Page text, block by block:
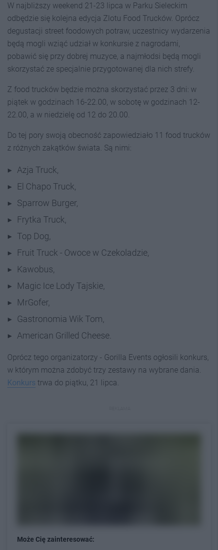
W najbliższy weekend 21-23 lipca w Parku Sieleckim
odbędzie się kolejna edycja Zlotu Food Trucków. Oprócz
degustacji street foodowych potraw, uczestnicy wydarzenia
będą mogli wziąć udział w konkursie z nagrodami,
pobawić się przy dobrej muzyce, a najmłodsi będą mogli
skorzystać ze specjalnie przygotowanej dla nich strefy.
Z food trucków będzie można skorzystać przez 3 dni: w
piątek w godzinach 16-22.00, w sobotę w godzinach 12-
22.00, a w niedzielę od 12 do 20.00.
Do tej pory swoją obecność zapowiedziało 11 food trucków
z różnych zakątków świata. Są nimi:
Azja Truck,
El Chapo Truck,
Sparrow Burger,
Frytka Truck,
Top Dog,
Fruit Truck - Owoce w Czekoladzie,
Kawobus,
Magic Ice Lody Tajskie,
MrGofer,
Gastronomia Wik Tom,
American Grilled Cheese.
Oprócz tego organizatorzy - Gorilla Events ogłosili konkurs,
w którym można zdobyć trzy zestawy na wybrane dania.
Konkurs trwa do piątku, 21 lipca.
Może Cię zainteresować: